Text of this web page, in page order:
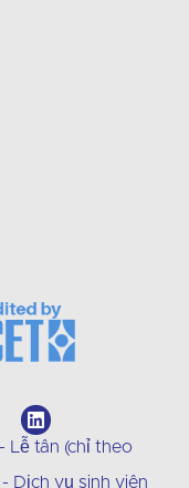
Lễ tân (chỉ theo
Dịch vụ sinh viên